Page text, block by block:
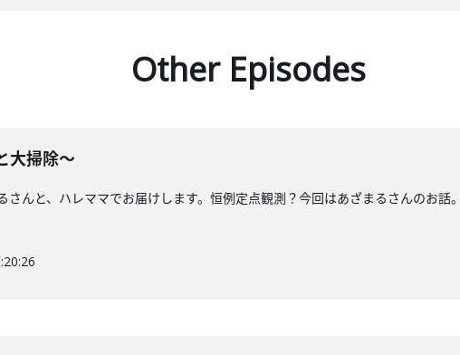
Other Episodes
大掃除〜
さんと、ハレママでお届けします。恒例定点観測？今回はあざまるさんのお